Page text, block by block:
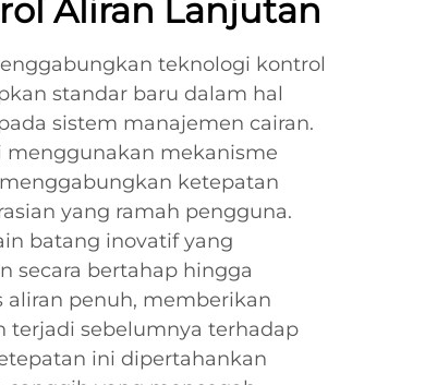
Aliran Lanjutan
teknologi kontrol
standar baru dalam hal
sistem manajemen cairan.
mekanisme
ketepatan
yang ramah pengguna.
batang inovatif yang
secara bertahap hingga
aliran penuh, memberikan
terjadi sebelumnya terhadap
ini dipertahankan